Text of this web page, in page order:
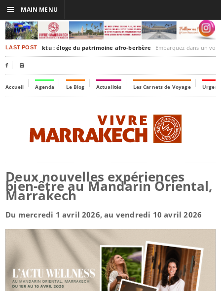
LAST POSTTimbuktu : éloge du patrimoine afro-berbère Embarquez dans un voyage culturel dans le
 
Accueil Agenda Le Blog Actualités Les Carnets de Voyage
Deux nouvelles expériences
bien-être au Mandarin Oriental,
Marrakech
Du mercredi 1 avril 2026, au vendredi 10 avril 2026
☰ MAIN MENU